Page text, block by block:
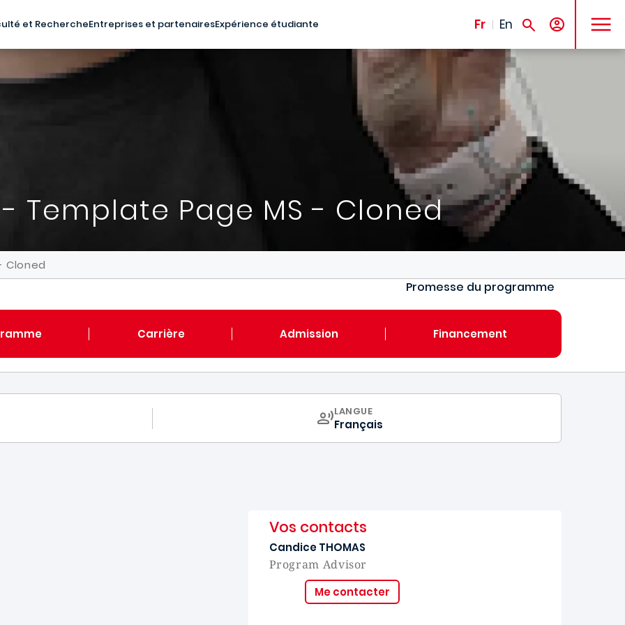
et RechercheEntreprises et partenairesExpérience étudiante Fr En
MENU
Template Page MS - Cloned
Cloned
Promesse du programme
Carrière Admission Financement
CURRICULUM
LANGUE
Français
Vos contacts
Candice THOMAS
Program Advisor
Me contacter